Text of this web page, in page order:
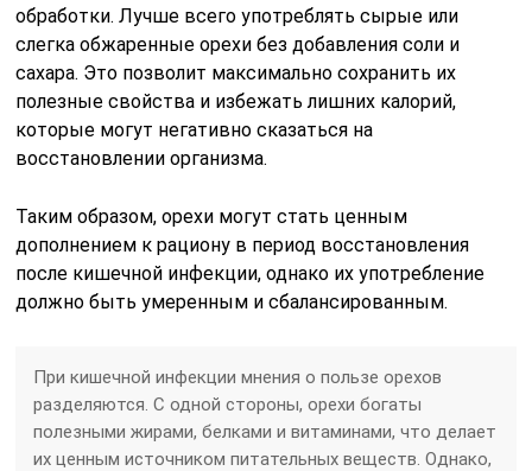
обработки. Лучше всего употреблять сырые или
слегка обжаренные орехи без добавления соли и
сахара. Это позволит максимально сохранить их
полезные свойства и избежать лишних калорий,
которые могут негативно сказаться на
восстановлении организма.
Таким образом, орехи могут стать ценным
дополнением к рациону в период восстановления
после кишечной инфекции, однако их употребление
должно быть умеренным и сбалансированным.
При кишечной инфекции мнения о пользе орехов
разделяются. С одной стороны, орехи богаты
полезными жирами, белками и витаминами, что делает
их ценным источником питательных веществ. Однако,